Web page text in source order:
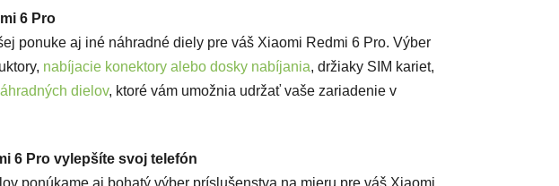
6 Pro
ponuke aj iné náhradné diely pre váš Xiaomi Redmi 6 Pro. Výber
nabíjacie konektory alebo dosky nabíjania, držiaky SIM kariet,
dielov, ktoré vám umožnia udržať vaše zariadenie v
6 Pro vylepšíte svoj telefón